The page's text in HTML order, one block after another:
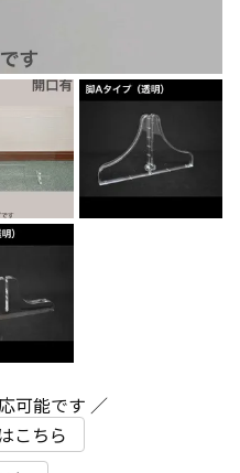
可能です ／
こちら